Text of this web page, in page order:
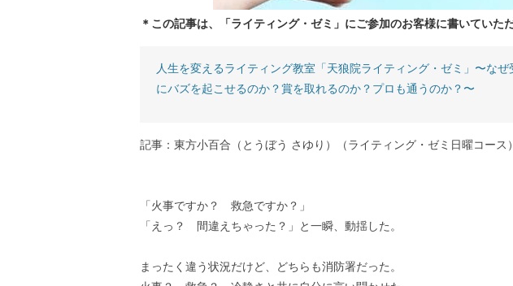
＊この記事は、「ライティング・ゼミ」にご参加のお客様に書いていた
人生を変えるライティング教室「天狼院ライティング・ゼミ」〜な
にバズを起こせるのか？賞を取れるのか？プロも通うのか？〜
記事：東方小百合（とうぼう さゆり）（ライティング・ゼミ日曜コース）
「火事ですか？ 救急ですか？」
「えっ？ 間違えちゃった？」と一瞬、動揺した。
まったく違う状況だけど、どちらも消防署だった。